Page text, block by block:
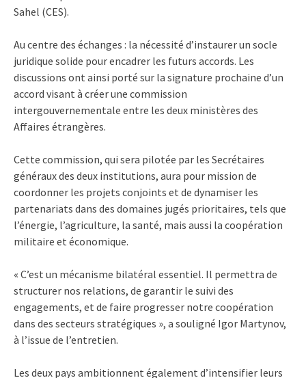
Sahel (CES).
Au centre des échanges : la nécessité d’instaurer un socle
juridique solide pour encadrer les futurs accords. Les
discussions ont ainsi porté sur la signature prochaine d’un
accord visant à créer une commission
intergouvernementale entre les deux ministères des
Affaires étrangères.
Cette commission, qui sera pilotée par les Secrétaires
généraux des deux institutions, aura pour mission de
coordonner les projets conjoints et de dynamiser les
partenariats dans des domaines jugés prioritaires, tels que
l’énergie, l’agriculture, la santé, mais aussi la coopération
militaire et économique.
« C’est un mécanisme bilatéral essentiel. Il permettra de
structurer nos relations, de garantir le suivi des
engagements, et de faire progresser notre coopération
dans des secteurs stratégiques », a souligné Igor Martynov,
à l’issue de l’entretien.
Les deux pays ambitionnent également d’intensifier leurs